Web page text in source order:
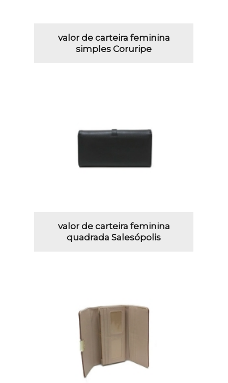
valor de carteira feminina
simples Coruripe
valor de carteira feminina
quadrada Salesópolis